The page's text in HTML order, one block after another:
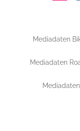
Mediadaten
Mediadaten